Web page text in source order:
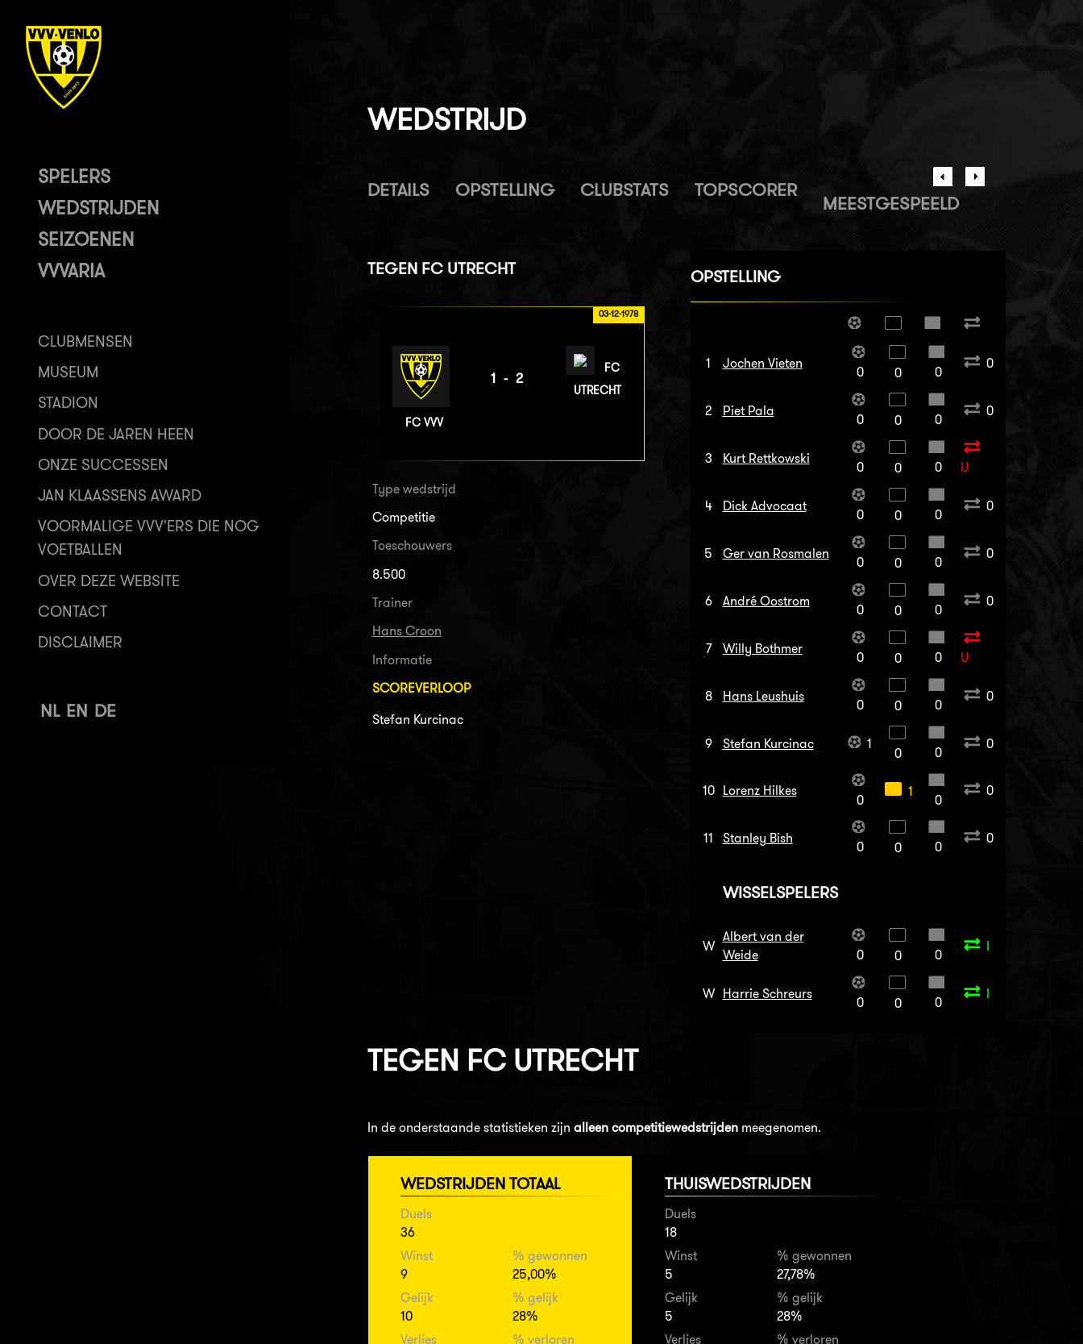
SPELERS
WEDSTRIJDEN
SEIZOENEN
VVVARIA
CLUBMENSEN
MUSEUM
STADION
DOOR DE JAREN HEEN
ONZE SUCCESSEN
JAN KLAASSENS AWARD
VOORMALIGE VVV'ERS DIE NOG
VOETBALLEN
OVER DEZE WEBSITE
CONTACT
DISCLAIMER
NL EN DE
WEDSTRIJD
DETAILS OPSTELLING CLUBSTATS TOPSCORER
MEESTGESPEELD
TEGEN FC UTRECHT
03-12-1978
FC VVV
1-2
FC
UTRECHT
Type wedstrijd
Competitie
Toeschouwers
8.500
Trainer
Hans Croon
Informatie
SCOREVERLOOP
Stefan Kurcinac
OPSTELLING
1 Jochen Vieten
0 0 0
0
2 Piet Pala
0 0 0
0
3 Kurt Rettkowski
0 0 0 U
4 Dick Advocaat
0 0 0
0
5 Ger van Rosmalen
0 0 0
0
6 André Oostrom
0 0 0
0
7 Willy Bothmer
0 0 0 U
8 Hans Leushuis
0 0 0
0
9 Stefan Kurcinac 1
0 0
0
10 Lorenz Hilkes
0
1
0
0
11 Stanley Bish
0 0 0
0
WISSELSPELERS
W
Albert van der
Weide
0 0 0
W Harrie Schreurs
0 0 0
TEGEN FC UTRECHT
In de onderstaande statistieken zijn alleen competitiewedstrijdenmeegenomen.
WEDSTRIJDEN TOTAAL
Duels
36
Winst
9
% gewonnen
25,00%
Gelijk
10
% gelijk
28%
Verlies
% verloren
THUISWEDSTRIJDEN
Duels
18
Winst
5
% gewonnen
27,78%
Gelijk
5
% gelijk
28%
Verlies
% verloren